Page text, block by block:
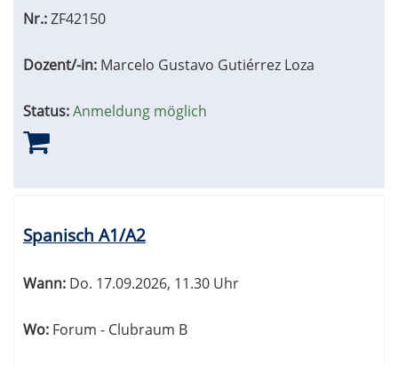
Nr.:ZF42150
Dozent/-in: Marcelo Gustavo Gutiérrez Loza
Status:Anmeldung möglich
Spanisch A1/A2
Wann: Do. 17.09.2026, 11.30 Uhr
Wo: Forum - Clubraum B